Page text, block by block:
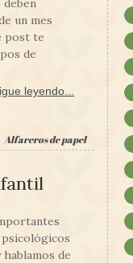
deben
un mes
post te
de
leyendo...
Alfareros de papel
de